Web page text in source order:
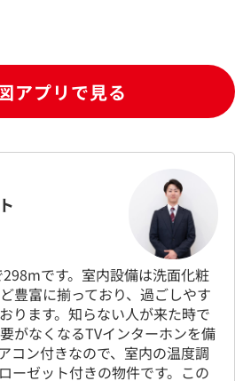
アプリで見る
298mです。室内設備は洗面化粧
豊富に揃っており、過ごしやす
ります。知らない人が来た時で
がなくなるTVインターホンを備
コン付きなので、室内の温度調
ーゼット付きの物件です。この